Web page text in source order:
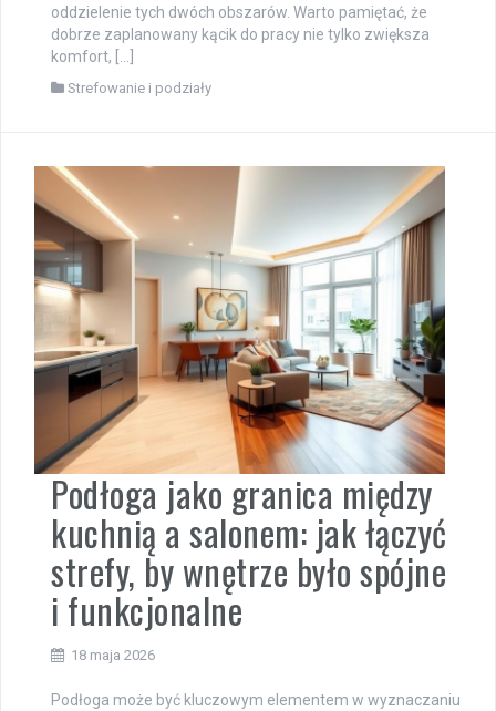
oddzielenie tych dwóch obszarów. Warto pamiętać, że
dobrze zaplanowany kącik do pracy nie tylko zwiększa
komfort, […]
Strefowanie i podziały
Podłoga jako granica między
kuchnią a salonem: jak łączyć
strefy, by wnętrze było spójne
i funkcjonalne
18 maja 2026
Podłoga może być kluczowym elementem w wyznaczaniu